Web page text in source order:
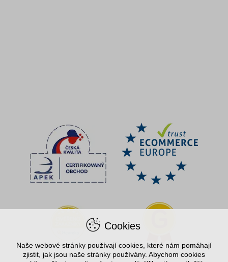
Cookies
Naše webové stránky používají cookies, které nám pomáhají
zjistit, jak jsou naše stránky používány. Abychom cookies